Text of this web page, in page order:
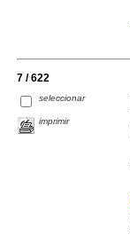
7 / 622
seleccionar
imprimir